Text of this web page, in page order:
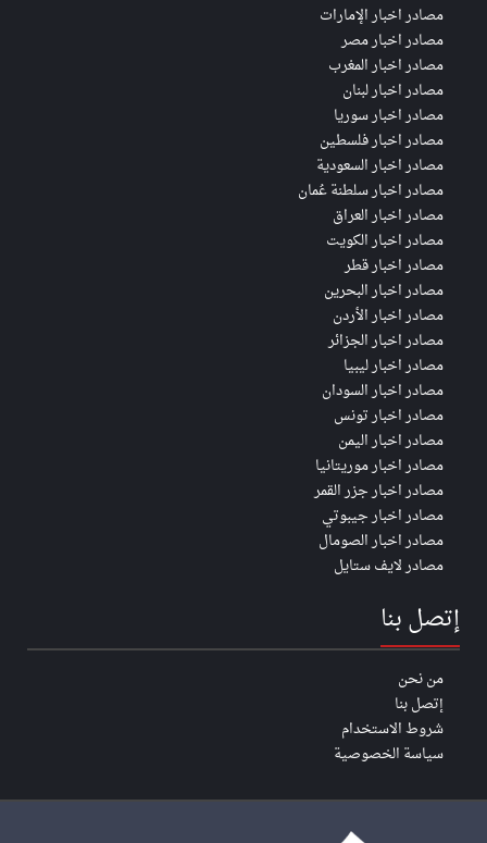
مصادر اخبار الإمارات
مصادر اخبار مصر
مصادر اخبار المغرب
مصادر اخبار لبنان
مصادر اخبار سوريا
مصادر اخبار فلسطين
مصادر اخبار السعودية
مصادر اخبار سلطنة عُمان
مصادر اخبار العراق
مصادر اخبار الكويت
مصادر اخبار قطر
مصادر اخبار البحرين
مصادر اخبار الأردن
مصادر اخبار الجزائر
مصادر اخبار ليبيا
مصادر اخبار السودان
مصادر اخبار تونس
مصادر اخبار اليمن
مصادر اخبار موريتانيا
مصادر اخبار جزر القمر
مصادر اخبار جيبوتي
مصادر اخبار الصومال
مصادر لايف ستايل
إتصل بنا
من نحن
إتصل بنا
شروط الاستخدام
سياسة الخصوصية